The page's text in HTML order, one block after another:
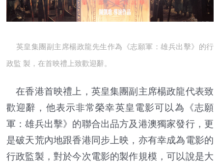
英皇集團副主席楊政龍先生作為《志願軍：雄兵出擊》的行
政監 製，在首映禮上致歡迎辭。
在香港首映禮上，英皇集團副主席楊政龍代表致
歡迎辭，他表示非常榮幸英皇電影可以為《志願
軍：雄兵出擊》的聯合出品方及港澳獨家發行，更
是破天荒內地跟香港同步上映，亦有幸成為電影的
行政監製，對於今次電影的製作規模，可以說是大